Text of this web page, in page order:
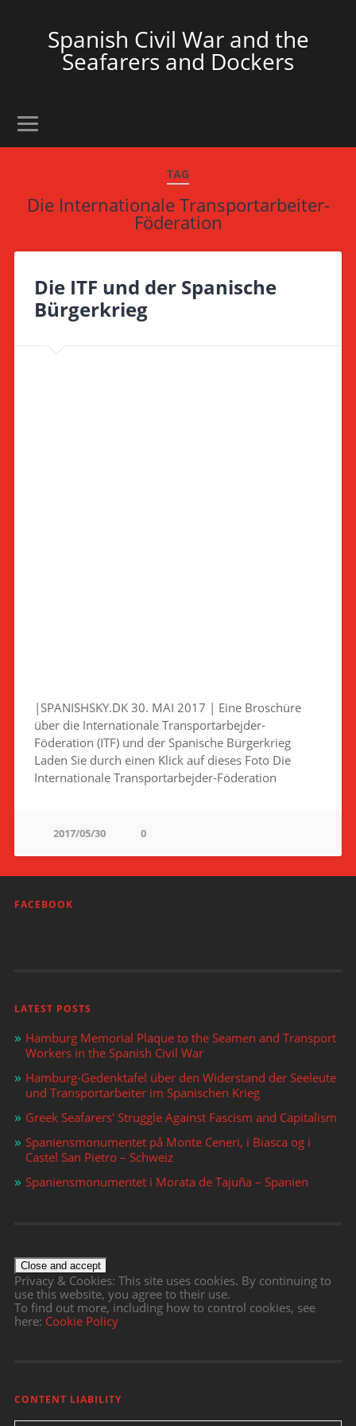
Spanish Civil War and the
Seafarers and Dockers
TAG
Die Internationale Transportarbeiter-
Föderation
Die ITF und der Spanische
Bürgerkrieg
|SPANISHSKY.DK 30. MAI 2017 | Eine Broschüre
über die Internationale Transportarbejder-
Föderation (ITF) und der Spanische Bürgerkrieg
Laden Sie durch einen Klick auf dieses Foto Die
Internationale Transportarbejder-Föderation
2017/05/30 0
FACEBOOK
LATEST POSTS
Hamburg Memorial Plaque to the Seamen and Transport
Workers in the Spanish Civil War
Hamburg-Gedenktafel über den Widerstand der Seeleute
und Transportarbeiter im Spanischen Krieg
Greek Seafarers' Struggle Against Fascism and Capitalism
Spaniensmonumentet på Monte Ceneri, i Biasca og i
Castel San Pietro – Schweiz
Spaniensmonumentet i Morata de Tajuña – Spanien
Privacy & Cookies: This site uses cookies. By continuing to
use this website, you agree to their use.
To find out more, including how to control cookies, see
here: Cookie Policy
CONTENT LIABILITY